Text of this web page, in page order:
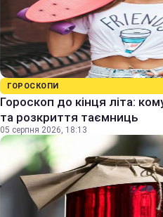
ГОРОСКОПИ
Гороскоп до кінця літа:
та розкриття таємниць
05 серпня 2026, 18:13